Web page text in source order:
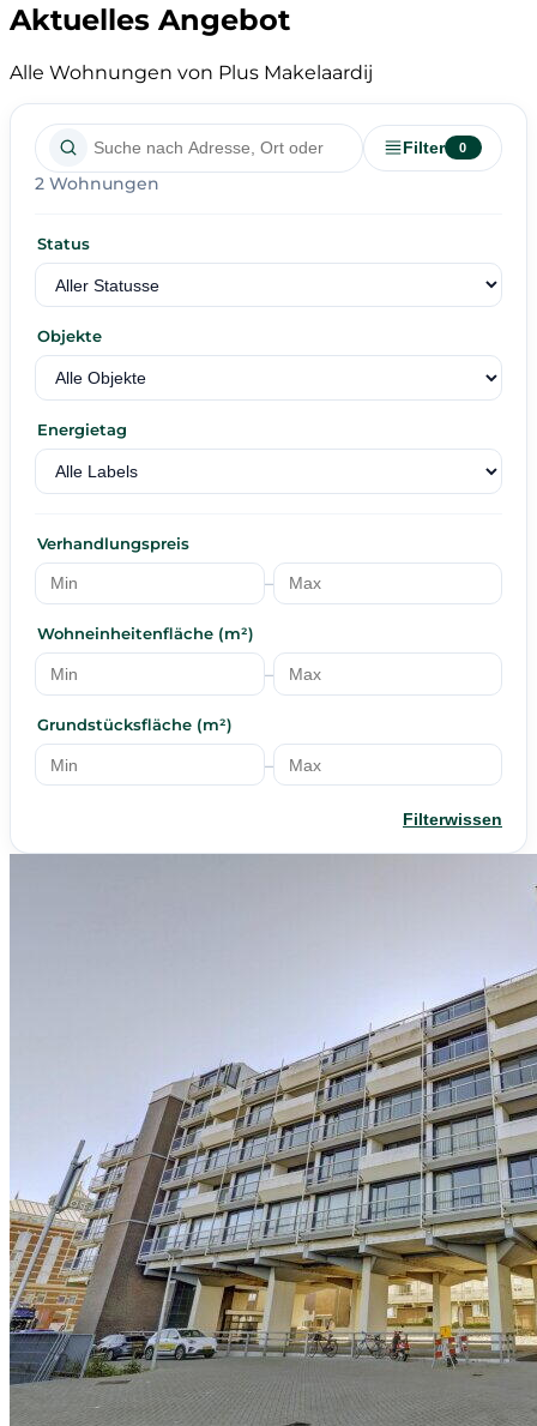
Aktuelles Angebot
Alle Wohnungen von Plus Makelaardij
Filter 0
2 Wohnungen
Status
Objekte
Energietag
Verhandlungspreis
–
Wohneinheitenfläche (m²)
–
Grundstücksfläche (m²)
–
Filterwissen